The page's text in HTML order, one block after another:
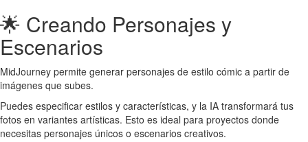
🌟 Creando Personajes y
Escenarios
MidJourney permite generar personajes de estilo cómic a partir de
imágenes que subes.
Puedes especificar estilos y características, y la IA transformará tus
fotos en variantes artísticas. Esto es ideal para proyectos donde
necesitas personajes únicos o escenarios creativos.